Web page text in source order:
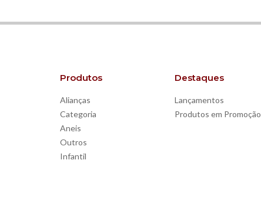
Produtos
Alianças
Categoria
Aneis
Outros
Infantil
Destaques
Lançamentos
Produtos em Promoção